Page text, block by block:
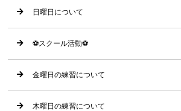
日曜日について
⚽️スクール活動⚽️
金曜日の練習について
木曜日の練習について